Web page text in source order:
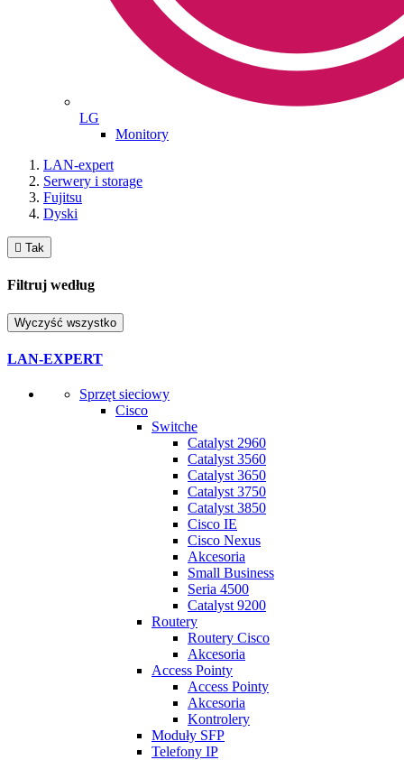
LG
Monitory
LAN-expert
Serwery i storage
Fujitsu
Dyski
 Tak
Filtruj według
Wyczyść wszystko
LAN-EXPERT
Sprzęt sieciowy
Cisco
Switche
Catalyst 2960
Catalyst 3560
Catalyst 3650
Catalyst 3750
Catalyst 3850
Cisco IE
Cisco Nexus
Akcesoria
Small Business
Seria 4500
Catalyst 9200
Routery
Routery Cisco
Akcesoria
Access Pointy
Access Pointy
Akcesoria
Kontrolery
Moduły SFP
Telefony IP